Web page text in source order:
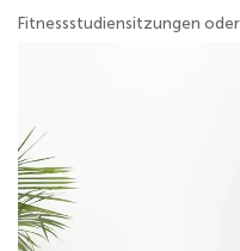
Fitnessstudiensitzungen